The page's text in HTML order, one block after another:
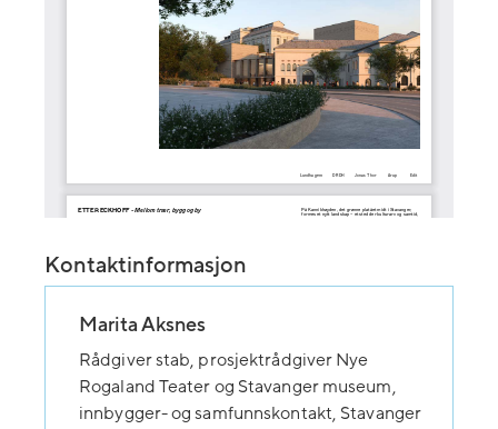
Kontaktinformasjon
Marita Aksnes
Rådgiver stab, prosjektrådgiver Nye
Rogaland Teater og Stavanger museum,
innbygger- og samfunnskontakt, Stavanger